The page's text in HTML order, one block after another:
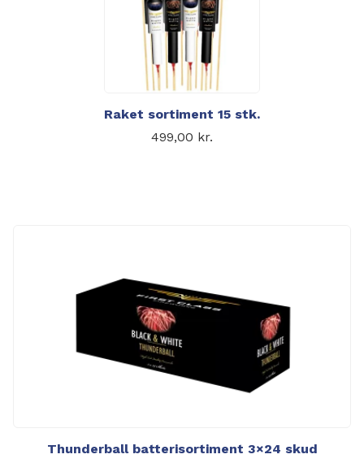
Raket sortiment 15 stk.
499,00 kr.
Thunderball batterisortiment 3×24 skud